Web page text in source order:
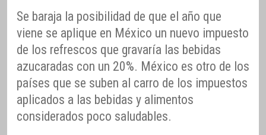
Se baraja la posibilidad de que el año que
viene se aplique en México un nuevo impuesto
de los refrescos que gravaría las bebidas
azucaradas con un 20%. México es otro de los
países que se suben al carro de los impuestos
aplicados a las bebidas y alimentos
considerados poco saludables.